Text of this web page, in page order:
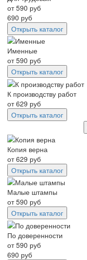
от590 руб
690 руб
Открыть каталог
Именные
от590 руб
Открыть каталог
К производству работ
от629 руб
Открыть каталог
Копия верна
от629 руб
Открыть каталог
Малые штампы
от590 руб
Открыть каталог
По доверенности
от590 руб
690 руб